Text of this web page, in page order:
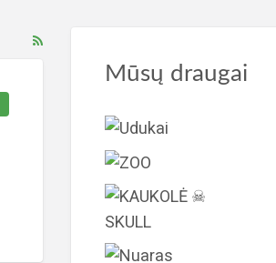
skimeris
skelbimųMūsų draugai